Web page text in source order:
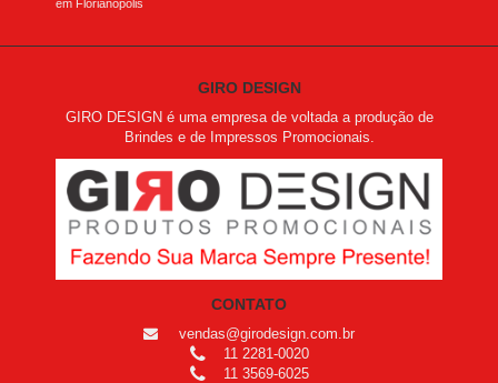
em Florianópolis
GIRO DESIGN
GIRO DESIGN é uma empresa de voltada a produção de
Brindes e de Impressos Promocionais.
CONTATO
vendas@girodesign.com.br
11 2281-0020
11 3569-6025